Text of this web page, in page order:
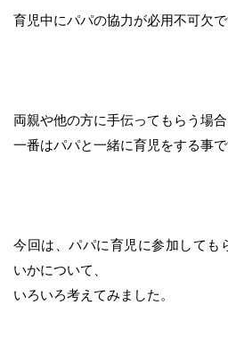
育児中にパパの協力が必用不可欠で
両親や他の方に手伝ってもらう場合
一番はパパと一緒に育児をする事で
今回は、パパに育児に参加しても
いかについて、
いろいろ考えてみました。